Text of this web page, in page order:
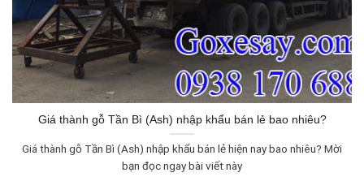
Giá thành gỗ Tần Bì (Ash) nhập khẩu bán lẻ bao nhiêu?
Giá thành gỗ Tần Bì (Ash) nhập khẩu bán lẻ hiện nay bao nhiêu? Mời
bạn đọc ngay bài viết này